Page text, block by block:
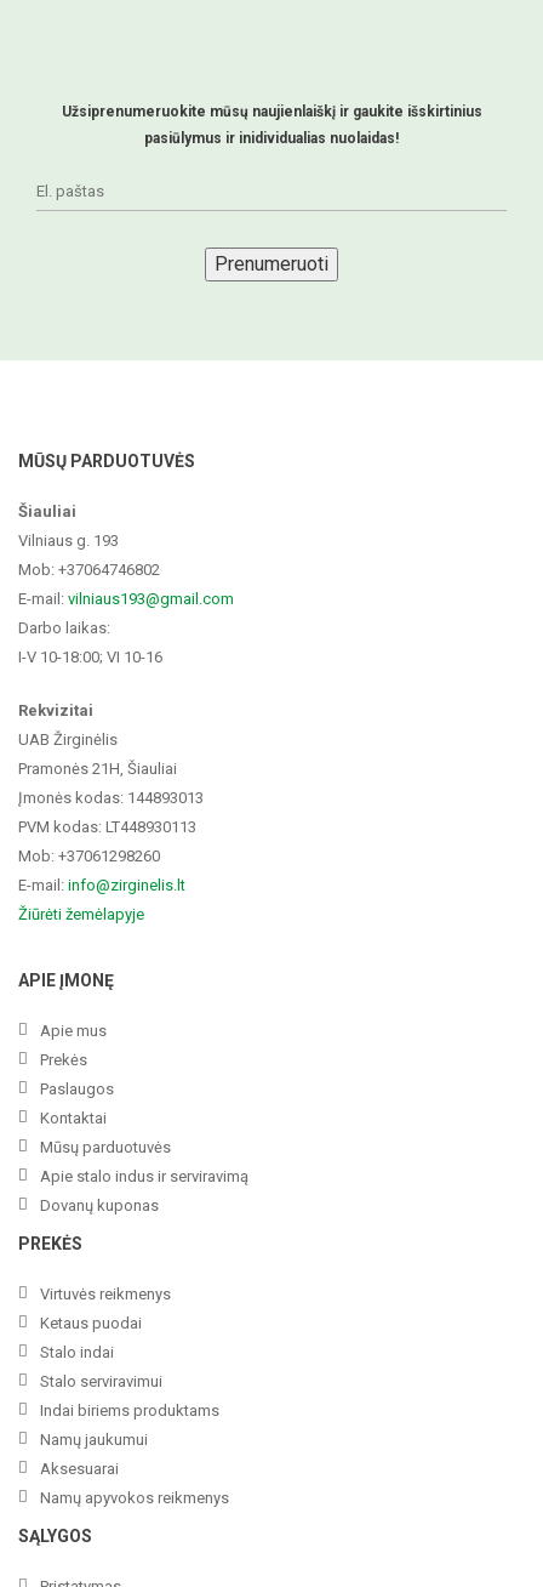
Užsiprenumeruokite mūsų naujienlaiškį ir gaukite išskirtinius
pasiūlymus ir inidividualias nuolaidas!
Prenumeruoti
MŪSŲ PARDUOTUVĖS
Šiauliai
Vilniaus g. 193
Mob: +37064746802
E-mail: vilniaus193@gmail.com
Darbo laikas:
I-V 10-18:00; VI 10-16
Rekvizitai
UAB Žirginėlis
Pramonės 21H, Šiauliai
Įmonės kodas: 144893013
PVM kodas: LT448930113
Mob: +37061298260
E-mail: info@zirginelis.lt
Žiūrėti žemėlapyje
APIE ĮMONĘ
Apie mus
Prekės
Paslaugos
Kontaktai
Mūsų parduotuvės
Apie stalo indus ir serviravimą
Dovanų kuponas
PREKĖS
Virtuvės reikmenys
Ketaus puodai
Stalo indai
Stalo serviravimui
Indai biriems produktams
Namų jaukumui
Aksesuarai
Namų apyvokos reikmenys
SĄLYGOS